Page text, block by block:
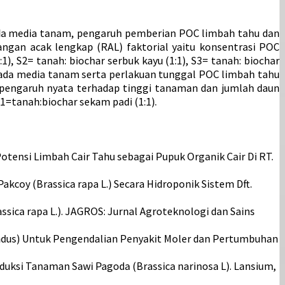
tanam, pengaruh pemberian POC limbah tahu dan
acak lengkap (RAL) faktorial yaitu konsentrasi POC
S2= tanah: biochar serbuk kayu (1:1), S3= tanah: biochar
media tanam serta perlakuan tunggal POC limbah tahu
nyata terhadap tinggi tanaman dan jumlah daun
sekam padi (1:1).
Limbah Cair Tahu sebagai Pupuk Organik Cair Di RT.
(Brassica rapa L.) Secara Hidroponik Sistem Dft.
rapa L.). JAGROS: Jurnal Agroteknologi dan Sains
Untuk Pengendalian Penyakit Moler dan Pertumbuhan
Tanaman Sawi Pagoda (Brassica narinosa L). Lansium,